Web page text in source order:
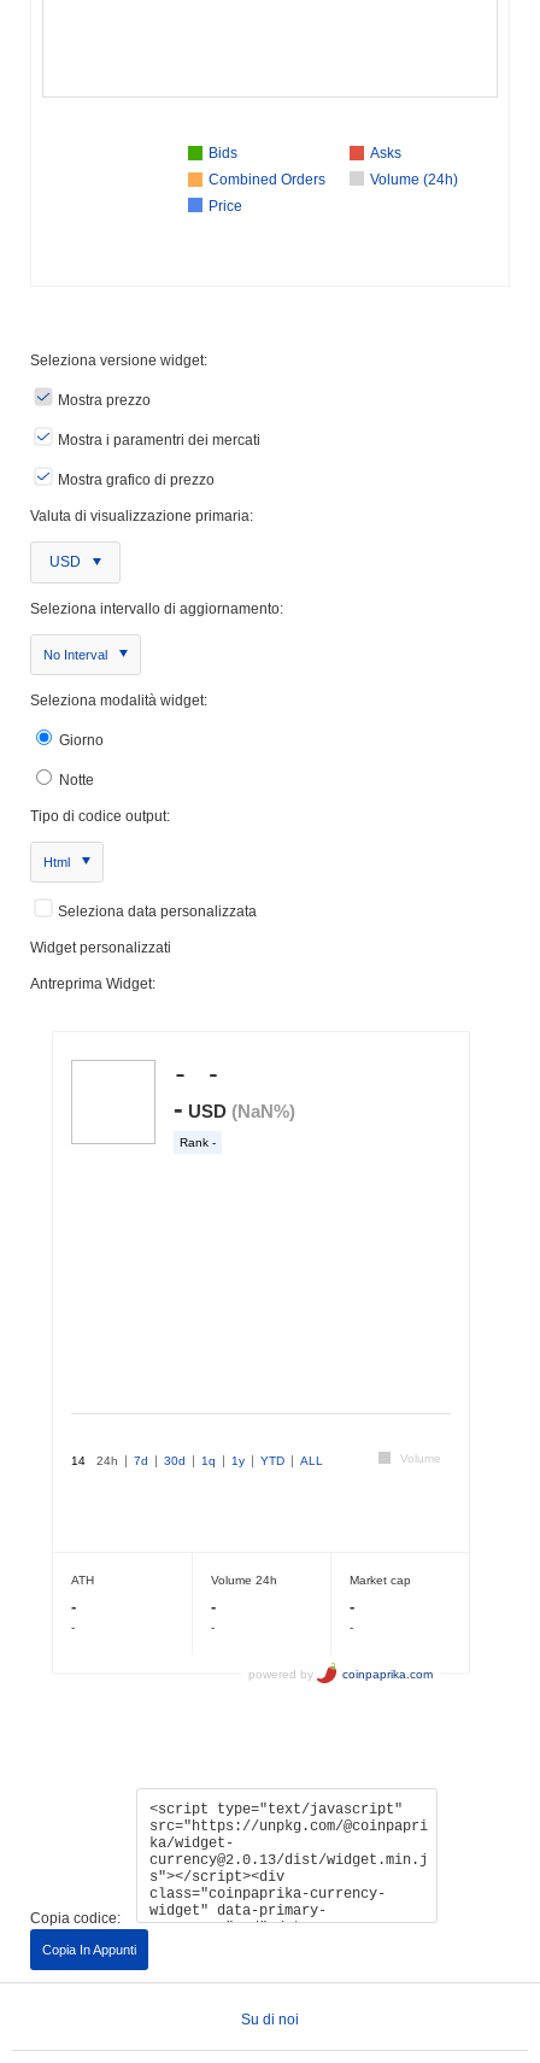
Bids
Asks
Combined Orders
Volume (24h)
Price
Seleziona versione widget:
Mostra prezzo
Mostra i paramentri dei mercati
Mostra grafico di prezzo
Valuta di visualizzazione primaria:
USD
Seleziona intervallo di aggiornamento:
No Interval
Seleziona modalità widget:
Giorno
Notte
Tipo di codice output:
Html
Seleziona data personalizzata
Widget personalizzati
Antreprima Widget:
Copia codice:
Copia In Appunti
Su di noi